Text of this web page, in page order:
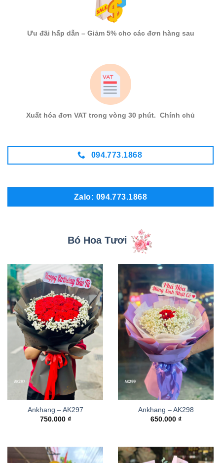
Ưu đãi hấp dẫn – Giảm 5% cho các đơn hàng sau
Xuất hóa đơn VAT trong vòng 30 phút. Chính chủ
094.773.1868
Zalo: 094.773.1868
Bó Hoa Tươi
Ankhang – AK297
750.000 ₫
Ankhang – AK298
650.000 ₫